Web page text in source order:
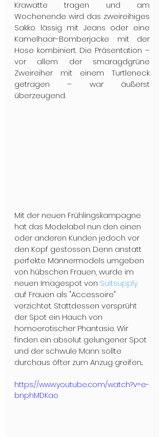
Krawatte tragen und am
Wochenende wird das zweireihiges
Sakko lässig mit Jeans oder eine
Kamelhaar-Bomberjacke mit der
Hose kombiniert. Die Präsentation –
vor allem der smaragdgrüne
Zweireiher mit einem Turtleneck
getragen – war äußerst
überzeugend.​
Mit der neuen Frühlingskampagne
hat das Modelabel nun den einen
oder anderen Kunden jedoch vor
den Kopf gestossen. Denn anstatt
perfekte Männermodels umgeben
von hübschen Frauen, wurde im
neuen Imagespot von Suitsupply
auf Frauen als "Accessoire"
verzichtet. Stattdessen versprüht
der Spot ein Hauch von
homoerotischer Phantasie. Wir
finden ein absolut gelungener Spot
und der schwule Mann sollte
durchaus öfter zum Anzug greifen...
https://www.youtube.com/watch?v=e-
bnphMDKao